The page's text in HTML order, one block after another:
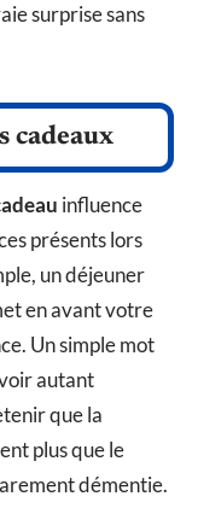
surprise sans
cadeaux
influence
présents lors
un déjeuner
en avant votre
Un simple mot
autant
que la
plus que le
démentie.